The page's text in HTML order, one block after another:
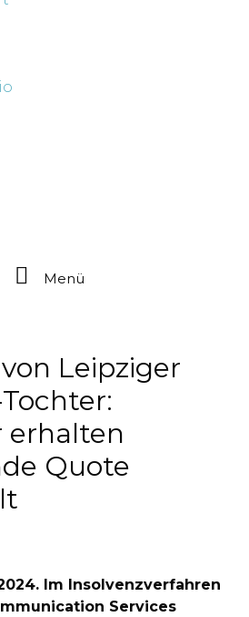
Menü
Leipziger
erhalten
Quote
Im Insolvenzverfahren
Services